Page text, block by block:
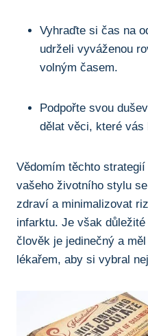
Vyhraďte ‌si čas na
udrželi vyváženou
⁢volným časem.
Podpořte svou⁣
dělat věci, které vás
Vědomím těchto
⁣vašeho životního⁢ stylu
zdraví a​ minimalizovat
infarktu. Je však
člověk je jedinečný a
lékařem, aby si vybral